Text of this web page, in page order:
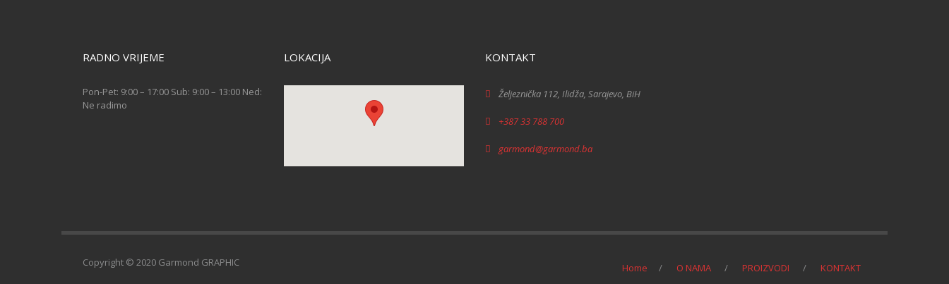
RADNO VRIJEME
Pon-Pet: 9:00 – 17:00 Sub: 9:00 – 13:00 Ned:
Ne radimo
LOKACIJA KONTAKT
Željeznička 112, Ilidža, Sarajevo, BiH
+387 33 788 700
garmond@garmond.ba
Copyright © 2020 Garmond GRAPHIC Home O NAMA PROIZVODI KONTAKT